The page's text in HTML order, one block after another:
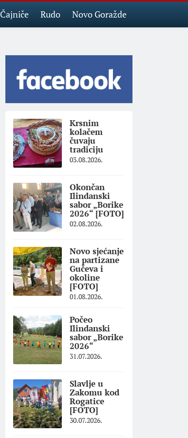
Čajniče Rudo Novo Goražde
Krsnim
kolačem
čuvaju
tradiciju
03.08.2026.
Okončan
Ilindanski
sabor „Borike
2026“ [FOTO]
02.08.2026.
Novo sjećanje
na partizane
Gučeva i
okoline
[FOTO]
01.08.2026.
Počeo
Ilindanski
sabor „Borike
2026“
31.07.2026.
Slavlje u
Zakomu kod
Rogatice
[FOTO]
30.07.2026.